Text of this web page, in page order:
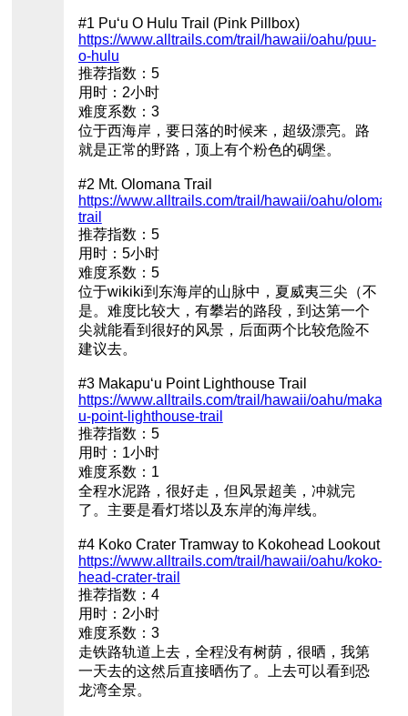
#1 Puʻu O Hulu Trail (Pink Pillbox)
https://www.alltrails.com/trail/hawaii/oahu/puu-
o-hulu
推荐指数：5
用时：2小时
难度系数：3
位于西海岸，要日落的时候来，超级漂亮。路
就是正常的野路，顶上有个粉色的碉堡。
#2 Mt. Olomana Trail
https://www.alltrails.com/trail/hawaii/oahu/olomana-
trail
推荐指数：5
用时：5小时
难度系数：5
位于wikiki到东海岸的山脉中，夏威夷三尖（不
是。难度比较大，有攀岩的路段，到达第一个
尖就能看到很好的风景，后面两个比较危险不
建议去。
#3 Makapuʻu Point Lighthouse Trail
https://www.alltrails.com/trail/hawaii/oahu/makapu-
u-point-lighthouse-trail
推荐指数：5
用时：1小时
难度系数：1
全程水泥路，很好走，但风景超美，冲就完
了。主要是看灯塔以及东岸的海岸线。
#4 Koko Crater Tramway to Kokohead Lookout
https://www.alltrails.com/trail/hawaii/oahu/koko-
head-crater-trail
推荐指数：4
用时：2小时
难度系数：3
走铁路轨道上去，全程没有树荫，很晒，我第
一天去的这然后直接晒伤了。上去可以看到恐
龙湾全景。